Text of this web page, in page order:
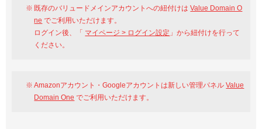
既存のバリュードメインアカウントへの紐付けはValue Domain O
ne でご利用いただけます。
ログイン後、「 マイページ > ログイン設定 」から紐付けを行って
ください。
Amazonアカウント・Googleアカウントは新しい管理パネルValue
Domain One でご利用いただけます。